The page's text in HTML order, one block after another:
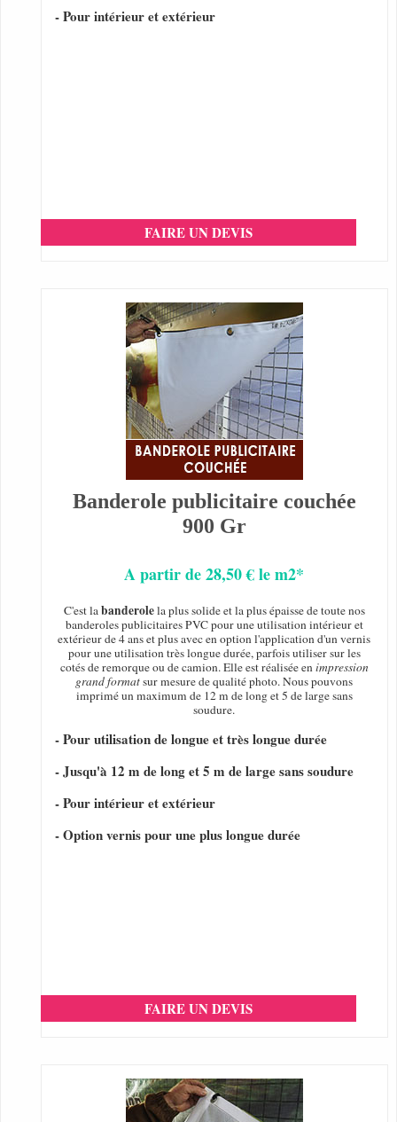
- Pour intérieur et extérieur
FAIRE UN DEVIS
Banderole publicitaire couchée
900 Gr
A partir de 28,50 € le m2*
C'est labanderolela plus solide et la plus épaisse de toute nos
banderoles publicitaires PVC pour une utilisation intérieur et
extérieur de 4 ans et plus avec en option l'application d'un vernis
pour une utilisation très longue durée, parfois utiliser sur les
cotés de remorque ou de camion. Elle est réalisée enimpression
grand formatsur mesure de qualité photo. Nous pouvons
imprimé un maximum de 12 m de long et 5 de large sans
soudure.
- Pour utilisation de longue et très longue durée
- Jusqu'à 12 m de long et 5 m de large sans soudure
- Pour intérieur et extérieur
- Option vernis pour une plus longue durée
FAIRE UN DEVIS